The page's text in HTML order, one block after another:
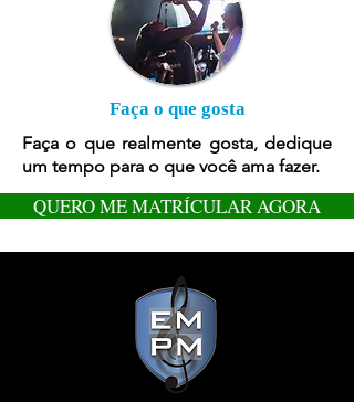
Faça o que gosta
Faça o que realmente gosta, dedique
um tempo para o que você ama fazer.
QUERO ME MATRÍCULAR AGORA